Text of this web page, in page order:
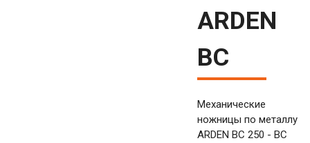
ARDEN
BC
Механические
ножницы по металлу
ARDEN BC 250 - BC